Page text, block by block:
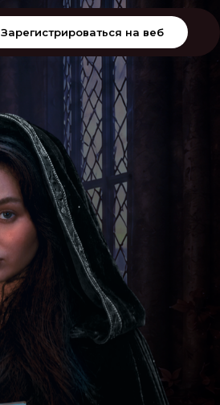
Зарегистрироваться на веб